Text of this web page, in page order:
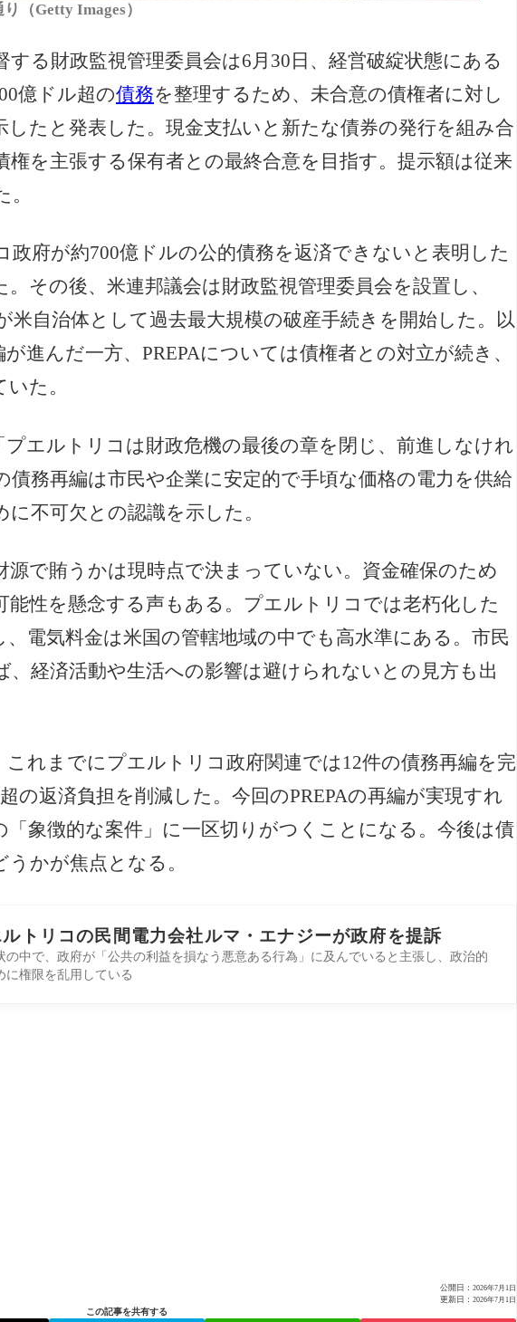
（Getty Images）
する財政監視管理委員会は6月30日、経営破綻状態にある
億ドル超の債務を整理するため、未合意の債権者に対し
したと発表した。現金支払いと新たな債券の発行を組み合
権を主張する保有者との最終合意を目指す。提示額は従来
政府が約700億ドルの公的債務を返済できないと表明した
その後、米連邦議会は財政監視管理委員会を設置し、
米自治体として過去最大規模の破産手続きを開始した。以
進んだ一方、PREPAについては債権者との対立が続き、
た。
エルトリコは財政危機の最後の章を閉じ、前進しなけれ
債務再編は市民や企業に安定的で手頃な価格の電力を供給
不可欠との認識を示した。
源で賄うかは現時点で決まっていない。資金確保のため
能性を懸念する声もある。プエルトリコでは老朽化した
電気料金は米国の管轄地域の中でも高水準にある。市民
経済活動や生活への影響は避けられないとの見方も出
れまでにプエルトリコ政府関連では12件の債務再編を完
の返済負担を削減した。今回のPREPAの再編が実現すれ
「象徴的な案件」に一区切りがつくことになる。今後は債
かが焦点となる。
トリコの民間電力会社ルマ・エナジーが政府を提訴
の中で、政府が「公共の利益を損なう悪意ある行為」に及んでいると主張し、政治的
に権限を乱用している
公開日： 2026年7月1日
更新日： 2026年7月1日
この記事を共有する